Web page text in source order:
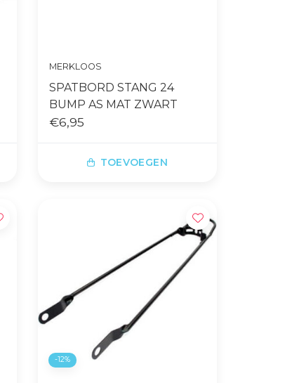
MERKLOOS
SPATBORD STANG 24
BUMP AS MAT ZWART
€6,95
TOEVOEGEN
-12%